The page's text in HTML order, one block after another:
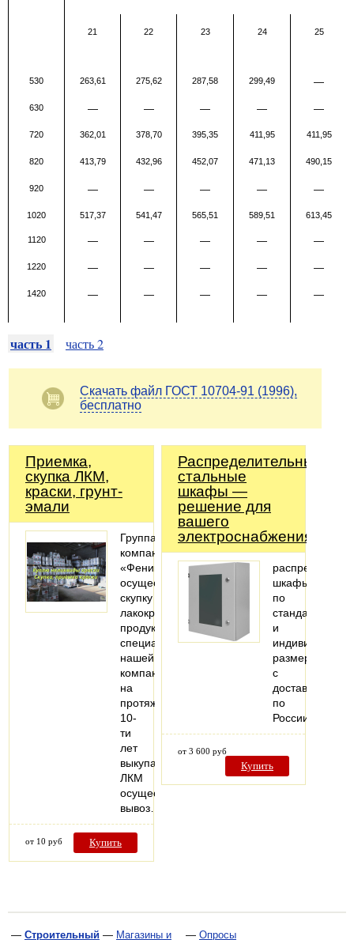
21 22 23 24 25
530 263,61 275,62 287,58 299,49 —
630 — — — — —
720 362,01 378,70 395,35 411,95 411,95
820 413,79 432,96 452,07 471,13 490,15
920 — — — — —
1020 517,37 541,47 565,51 589,51 613,45
1120 — — — — —
1220 — — — — —
1420 — — — — —
часть 1 часть 2
Скачать файл ГОСТ 10704-91 (1996),
бесплатно
Приемка,
скупка ЛКМ,
краски, грунт-
эмали
Группа
компаний
«Феникс»
осуществляет
скупку
лакокрасочной
продукции,
специалисты
нашей
компании
на
протяжении
10-
ти
лет
выкупают
ЛКМ
осуществляя
вывоз…
от 10 руб Купить
Распределительные
стальные
шкафы —
решение для
вашего
электроснабжения!
шкафы
по
стандартным
и
размерам
с
доставкой
по
России
от 3 600 руб
Купить
— Строительный — Магазины и — Опросы